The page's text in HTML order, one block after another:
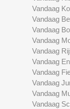
Vandaag
Vandaag
Vandaag
Vandaag
Vandaag
Vandaag
Vandaag
Vandaag
Vandaag
Vandaag